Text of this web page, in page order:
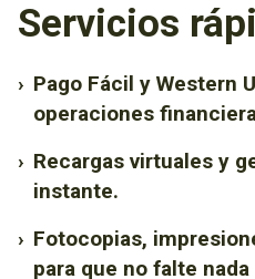
Servicios
› Pago Fácil y Western
operaciones
› Recargas virtuales y
instante.
› Fotocopias,
para que no falte nada